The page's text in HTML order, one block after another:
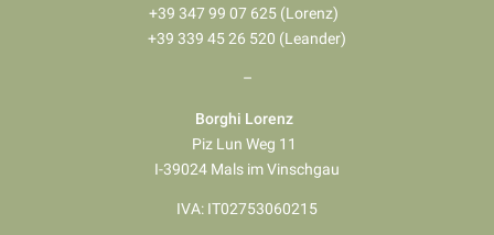
+39 347 99 07 625 (Lorenz)
+39 339 45 26 520 (Leander)
–
Borghi Lorenz
Piz Lun Weg 11
I-39024 Mals im Vinschgau
IVA: IT02753060215